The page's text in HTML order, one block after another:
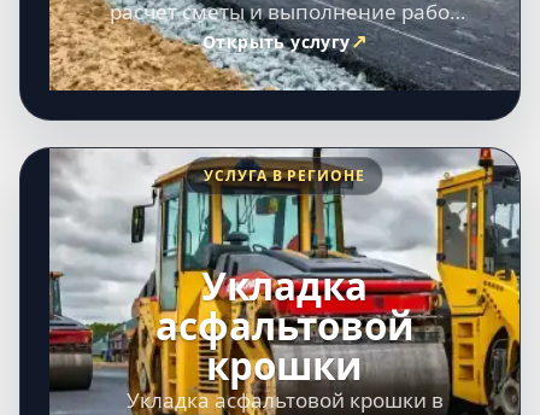
расчет сметы и выполнение работ
под ключ.
Открыть услугу
УСЛУГА В РЕГИОНЕ
Укладка
асфальтовой
крошки
Укладка асфальтовой крошки в